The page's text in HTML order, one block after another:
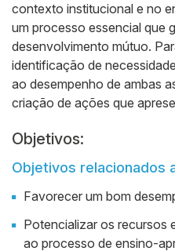
contexto institucional e no
um processo essencial que
desenvolvimento mútuo.
identificação de
ao desempenho de ambas
criação de ações que
Objetivos:
Objetivos relacionados
Favorecer um bom
Potencializar os recursos
ao processo de ensino-